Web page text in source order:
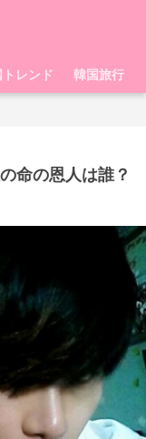
レンド 韓国旅行
命の恩人は誰？